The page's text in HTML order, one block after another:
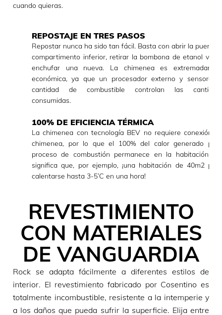
cuando quieras.
REPOSTAJE EN TRES PASOS
Repostar nunca ha sido tan fácil. Basta con abrir la puerta
compartimento inferior, retirar la bombona de etanol
enchufar una nueva. La chimenea es
económica, ya que un procesador externo y sensores
cantidad de combustible controlan las
consumidas.
100% DE EFICIENCIA TÉRMICA
La chimenea con tecnología BEV no requiere conexión a
chimenea, por lo que el 100% del calor generado por
proceso de combustión permanece en la habitación.
significa que, por ejemplo, ¡una habitación de 40m2
calentarse hasta 3-5’C en una hora!
REVESTIMIENTO
CON MATERIALES
DE VANGUARDIA
Rock se adapta fácilmente a diferentes estilos de
interior. El revestimiento fabricado por Cosentino es
totalmente incombustible, resistente a la intemperie y
a los daños que pueda sufrir la superficie. Elija entre